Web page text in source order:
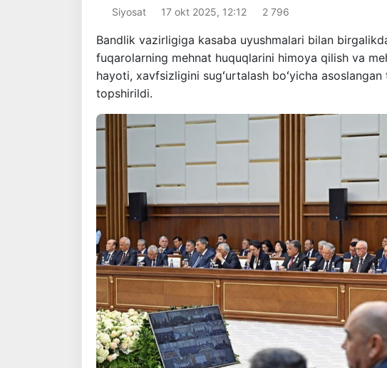
Siyosat 17 okt 2025, 12:12 2 796
Bandlik vazirligiga kasaba uyushmalari bilan
fuqarolarning mehnat huquqlarini himoya qilish va
hayoti, xavfsizligini sugʻurtalash boʻyicha
topshirildi.